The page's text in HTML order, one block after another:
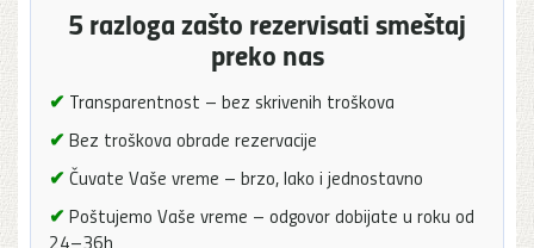
5 razloga zašto rezervisati smeštaj
preko nas
✔ Transparentnost – bez skrivenih troškova
✔ Bez troškova obrade rezervacije
✔ Čuvate Vaše vreme – brzo, lako i jednostavno
✔ Poštujemo Vaše vreme – odgovor dobijate u roku od
24–36h